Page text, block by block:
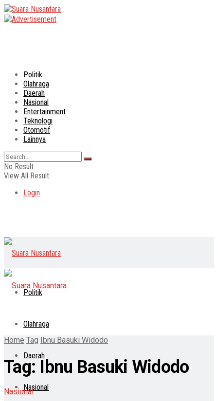
Politik
Olahraga
Daerah
Nasional
Entertainment
Teknologi
Otomotif
Lainnya
No Result
View All Result
Login
Politik
Olahraga
Daerah
Nasional
Home Tag Ibnu Basuki Widodo
Tag: Ibnu Basuki Widodo
Nasional